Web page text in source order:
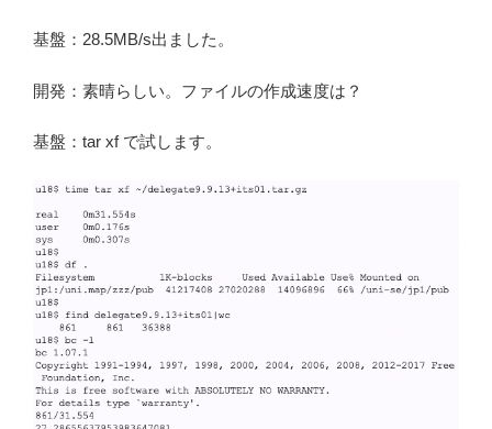
基盤：28.5MB/s出ました。
開発：素晴らしい。ファイルの作成速度は？
基盤：tar xf で試します。